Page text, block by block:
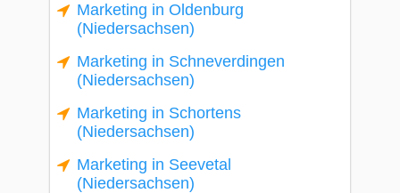
Marketing in Oldenburg
(Niedersachsen)
Marketing in Schneverdingen
(Niedersachsen)
Marketing in Schortens
(Niedersachsen)
Marketing in Seevetal
(Niedersachsen)